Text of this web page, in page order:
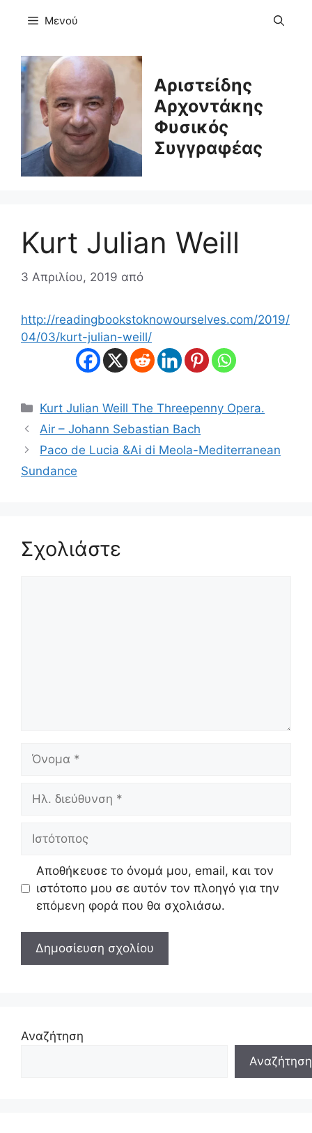
Μενού
Αριστείδης
Αρχοντάκης
Φυσικός
Συγγραφέας
Kurt Julian Weill
3 Απριλίου, 2019 από
http://readingbookstoknowourselves.com/2019/
04/03/kurt-julian-weill/
Κατηγορίες
Kurt Julian Weill The Threepenny Opera.
Air – Johann Sebastian Bach
Paco de Lucia &Ai di Meola-Mediterranean
Sundance
Σχολιάστε
διεύθυνση
Αποθήκευσε το όνομά μου, email, και τον
ιστότοπο μου σε αυτόν τον πλοηγό για την
επόμενη φορά που θα σχολιάσω.
Αναζήτηση
Αναζήτηση